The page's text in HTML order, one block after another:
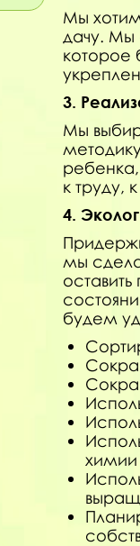
Мы
дачу. Мы
которое
3.
Мы
к труду,
4.
мы
будем
химии